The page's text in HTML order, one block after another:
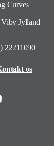
Curves
Viby Jylland
22211090
os